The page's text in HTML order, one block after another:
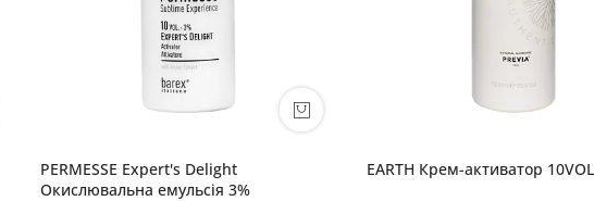
PERMESSE Expert's Delight
Окислювальна емульсія 3%
EARTH Крем-активатор